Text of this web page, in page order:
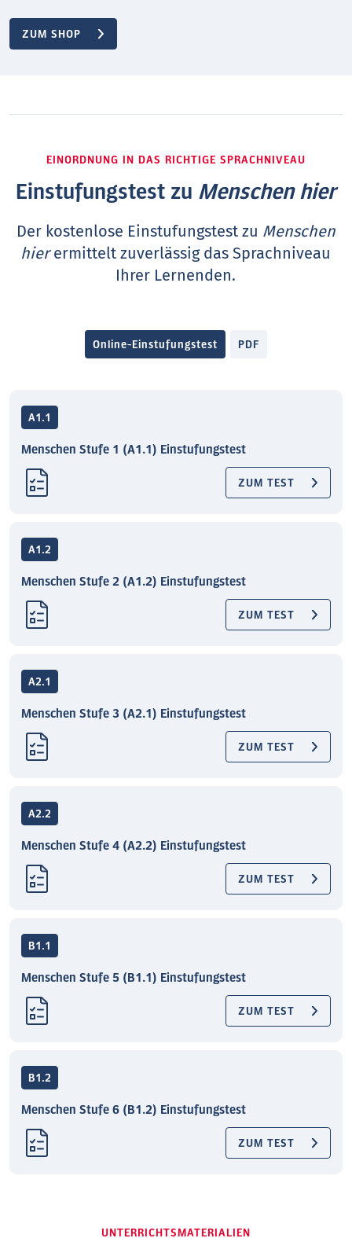
ZUM SHOP
EINORDNUNG IN DAS RICHTIGE SPRACHNIVEAU
Einstufungstest zu Menschen hier
Der kostenlose Einstufungstest zu Menschen
hierermittelt zuverlässig das Sprachniveau
Ihrer Lernenden.
Online-Einstufungstest PDF
A1.1
Menschen Stufe 1 (A1.1) Einstufungstest
ZUM TEST
A1.2
Menschen Stufe 2 (A1.2) Einstufungstest
ZUM TEST
A2.1
Menschen Stufe 3 (A2.1) Einstufungstest
ZUM TEST
A2.2
Menschen Stufe 4 (A2.2) Einstufungstest
ZUM TEST
B1.1
Menschen Stufe 5 (B1.1) Einstufungstest
ZUM TEST
B1.2
Menschen Stufe 6 (B1.2) Einstufungstest
ZUM TEST
UNTERRICHTSMATERIALIEN